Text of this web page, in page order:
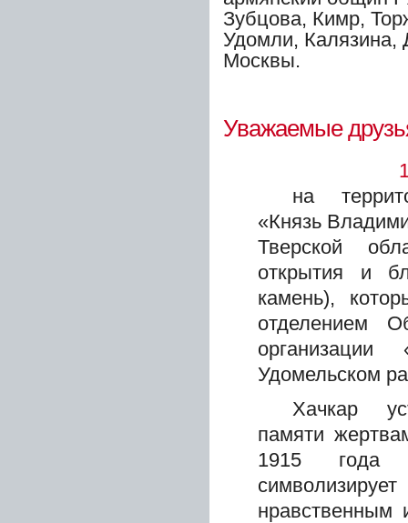
Зубцова, Кимр,
Удомли, Калязина,
Москвы.
Уважаемые
на
«Князь
Тверской
открытия и
камень),
отделением
Удомельском
Хачкар
памяти
1915 года
нравственным